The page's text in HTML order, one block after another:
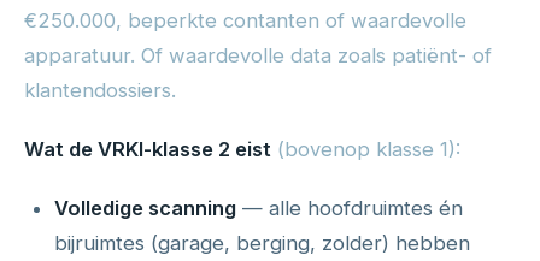
€250.000, beperkte contanten of waardevolle
apparatuur. Of waardevolle data zoals patiënt- of
klantendossiers.
Wat de VRKI-klasse 2 eist (bovenop klasse 1):
Volledige scanning— alle hoofdruimtes én
bijruimtes (garage, berging, zolder) hebben